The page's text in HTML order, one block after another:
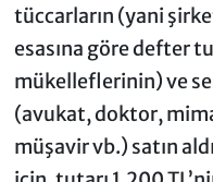
tüccarların (yani
esasına göre defter
mükelleflerinin) ve
(avukat, doktor,
müşavir vb.) satın